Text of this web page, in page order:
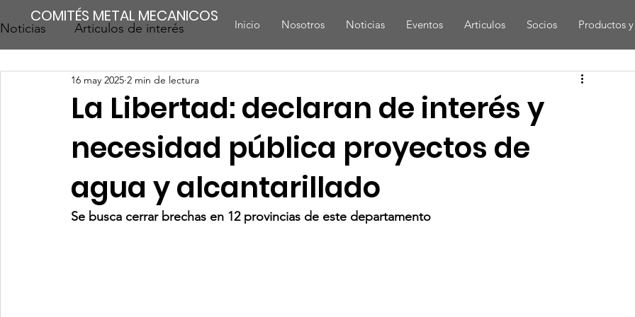
COMITÉS METAL MECANICOS Inicio Nosotros Noticias Eventos Articulos Socios Productos
Noticias Articulos de interés
La Libertad: declaran de interés y
necesidad pública proyectos de
agua y alcantarillado
16 may 2025 2 min de lectura
Se busca cerrar brechas en 12 provincias de este departamento